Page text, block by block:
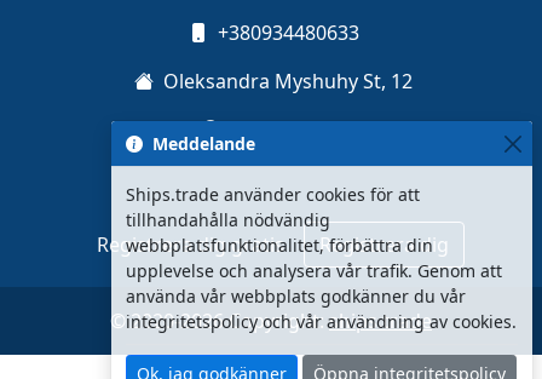
+380934480633
Oleksandra Myshuhy St, 12
Kyiv, Ukraina
Registrera dig gratis Registrera dig
© 2020-2026 Copyright:ships.trade
Meddelande
Ships.trade använder cookies för att
tillhandahålla nödvändig
webbplatsfunktionalitet, förbättra din
upplevelse och analysera vår trafik. Genom att
använda vår webbplats godkänner du vår
integritetspolicy och vår användning av cookies.
Ok, jag godkänner Öppna integritetspolicy